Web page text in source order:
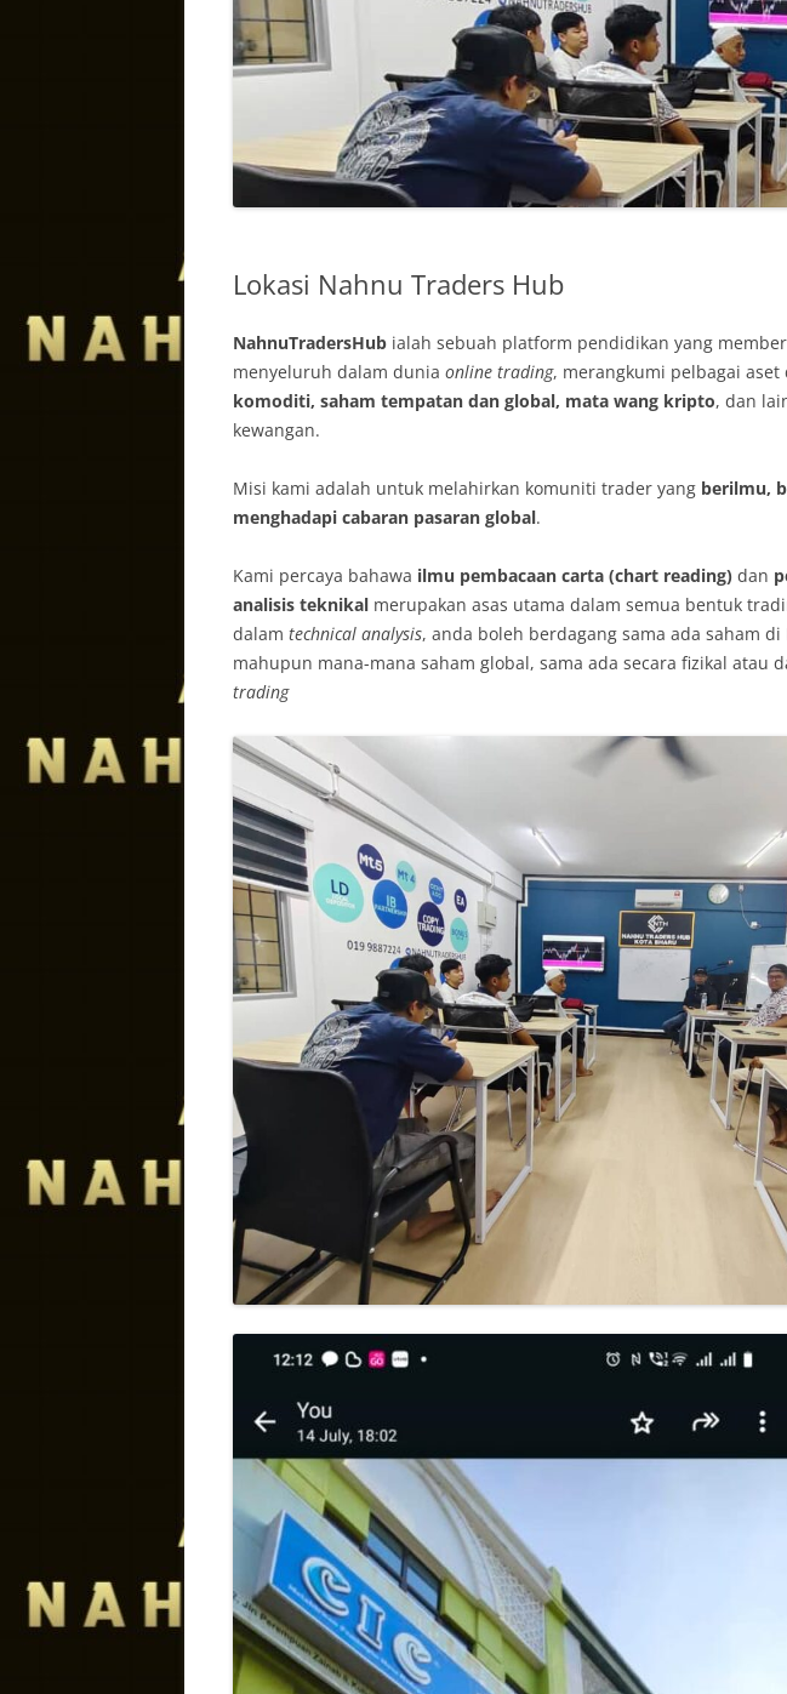
Lokasi Nahnu Traders Hub
NahnuTradersHub ialah sebuah platform pendidikan yang
menyeluruh dalam dunia online trading, merangkumi pelbagai
komoditi, saham tempatan dan global, mata wang kripto, dan
kewangan.
Misi kami adalah untuk melahirkan komuniti trader yang berilmu,
menghadapi cabaran pasaran global.
Kami percaya bahawa ilmu pembacaan carta (chart reading) dan
analisis teknikal merupakan asas utama dalam semua bentuk
dalam technical analysis, anda boleh berdagang sama ada saham di
mahupun mana-mana saham global, sama ada secara fizikal atau
trading